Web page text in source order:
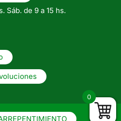
Sáb. de 9 a 15 hs.
0